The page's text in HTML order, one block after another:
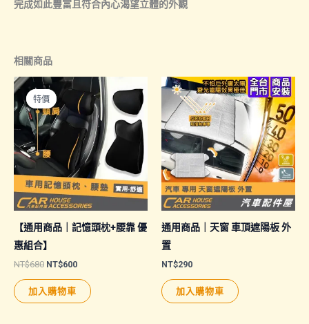
完成如此豐富且符合內心渴望立體的外觀
相關商品
特價
特價
【通用商品｜記憶頭枕+腰靠 優
惠組合】
NT$680 原
價
格：
NT$600目
格：
加入購物車
通用商品｜天窗 車頂遮陽板 外
置
NT$290
加入購物車